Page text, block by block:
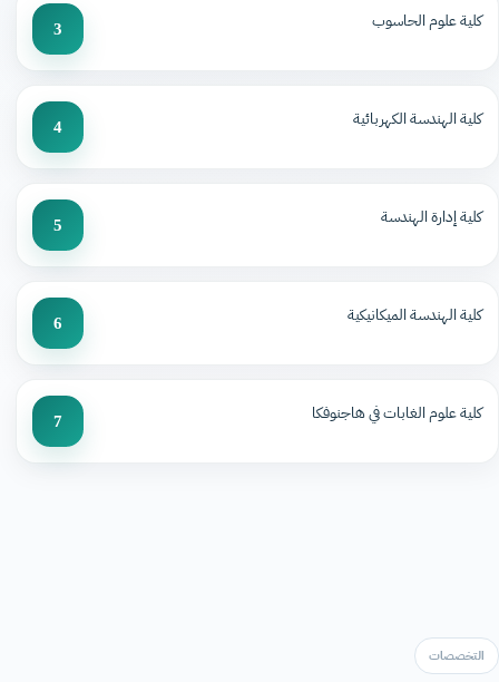
كلية علوم الحاسوب 3
كلية الهندسة الكهربائية 4
كلية إدارة الهندسة 5
كلية الهندسة الميكانيكية 6
كلية علوم الغابات في هاجنوفكا 7
التخصصات